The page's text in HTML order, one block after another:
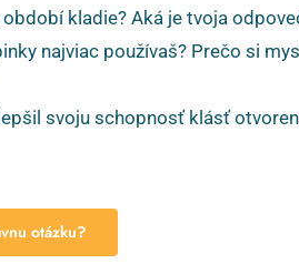
kladie? Aká je tvoja
najviac používaš? Prečo si
svoju schopnosť klásť
otázku?